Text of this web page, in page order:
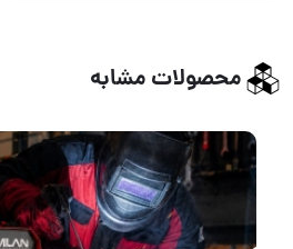
محصولات مشابه